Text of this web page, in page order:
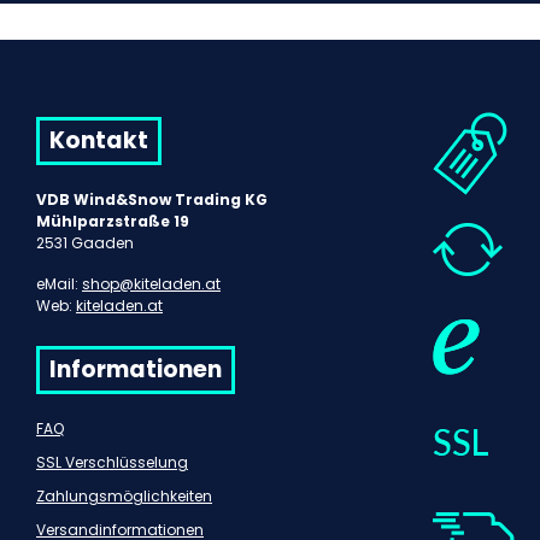
Kontakt
VDB Wind&Snow Trading KG
Mühlparzstraße 19
2531 Gaaden
eMail: shop@kiteladen.at
Web: kiteladen.at
Informationen
FAQ
SSL Verschlüsselung
Zahlungsmöglichkeiten
Versandinformationen